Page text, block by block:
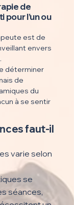
de
l’un ou
est de
envers
déterminer
de
du
à se sentir
faut-il
varie selon
se
séances,